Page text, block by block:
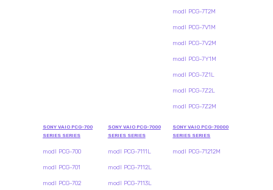
modl PCG-7T2M
modl PCG-7V1M
modl PCG-7V2M
modl PCG-7Y1M
modl PCG-7Z1L
modl PCG-7Z2L
modl PCG-7Z2M
SONY VAIO PCG-700
SERIES SERIES
modl PCG-700
modl PCG-701
modl PCG-702
SONY VAIO PCG-7000
SERIES SERIES
modl PCG-7111L
modl PCG-7112L
modl PCG-7113L
SONY VAIO PCG-70000
SERIES SERIES
modl PCG-71212M